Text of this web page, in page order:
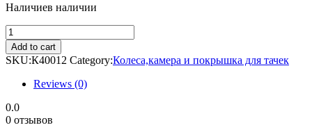
Наличиев наличии
Камера
для
мотоблока
усиленная
4.0х12
Китай
quantity
Add to cart
SKU:К40012 Category:Колеса,камера и покрышка для тачек
Reviews (0)
0.0
0 отзывов